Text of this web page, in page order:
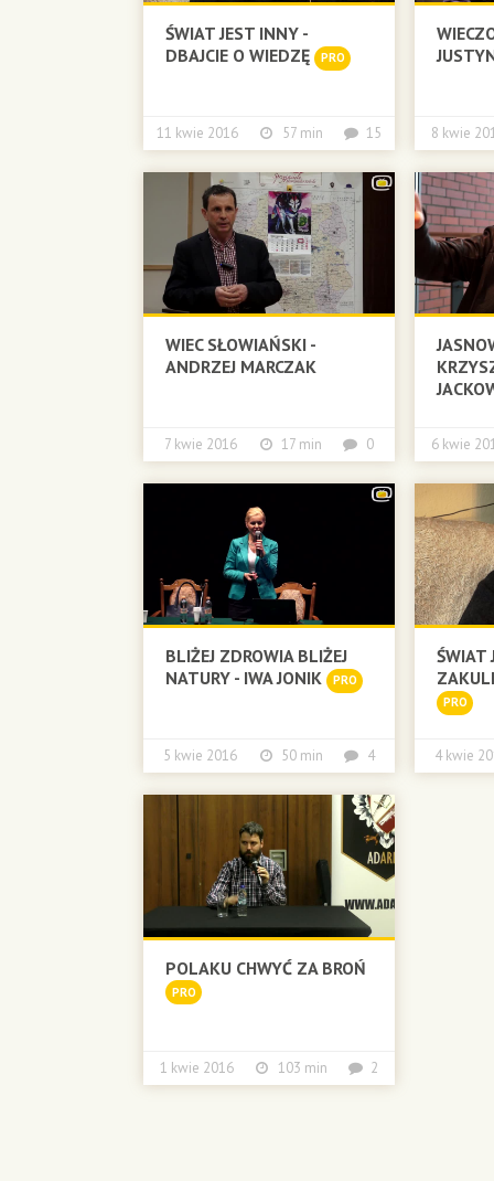
ŚWIAT JEST INNY -
DBAJCIE O WIEDZĘ
PRO
11 kwie 2016 57 min 15 8 kwie
WIEC SŁOWIAŃSKI -
ANDRZEJ MARCZAK
7 kwie 2016 17 min 0 6 kwie
BLIŻEJ ZDROWIA BLIŻEJ
NATURY - IWA JONIK
PRO
5 kwie 2016 50 min 4
ŚWIAT
PRO
4 kwie
POLAKU CHWYĆ ZA BROŃ
PRO
1 kwie 2016 103 min 2